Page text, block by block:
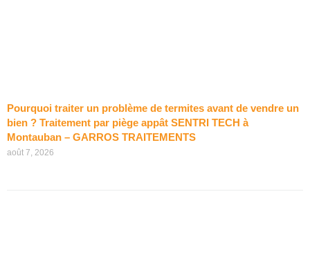
Pourquoi traiter un problème de termites avant de vendre un
bien ? Traitement par piège appât SENTRI TECH à
Montauban – GARROS TRAITEMENTS
août 7, 2026